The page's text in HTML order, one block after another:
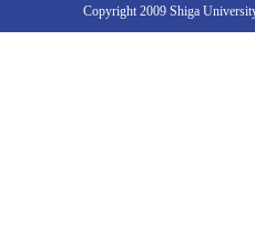
Copyright 2009 Shiga